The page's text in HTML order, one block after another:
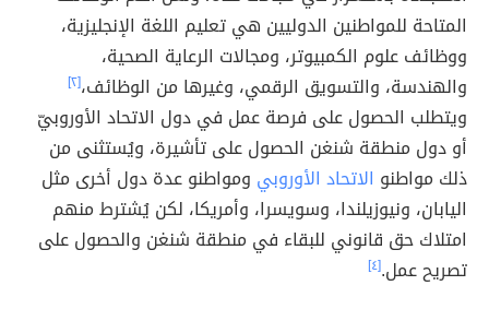
المتاحة للمواطنين الدوليين هي تعليم اللغة الإنجليزية،
ووظائف علوم الكمبيوتر، ومجالات الرعاية الصحية،
والهندسة، والتسويق الرقمي، وغيرها من الوظائف،[٢]
ويتطلب الحصول على فرصة عمل في دول الاتحاد الأوروبيّ
أو دول منطقة شنغن الحصول على تأشيرة، ويُستثنى من
ذلك مواطنو الاتحاد الأوروبي ومواطنو عدة دول أخرى مثل
اليابان، ونيوزيلندا، وسويسرا، وأمريكا، لكن يُشترط منهم
امتلاك حق قانوني للبقاء في منطقة شنغن والحصول على
تصريح عمل.[٤]